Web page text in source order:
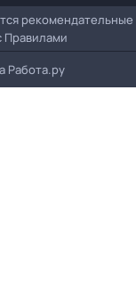
рекомендательные
Правилами
Работа.ру